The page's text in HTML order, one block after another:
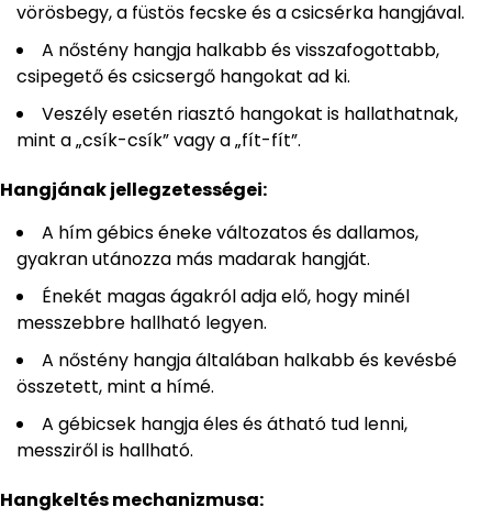
vörösbegy, a füstös fecske és a csicsérka hangjával.
A nőstény hangja halkabb és visszafogottabb,
csipegető és csicsergő hangokat ad ki.
Veszély esetén riasztó hangokat is hallathatnak,
mint a „csík-csík” vagy a „fít-fít”.
Hangjának jellegzetességei:
A hím gébics éneke változatos és dallamos,
gyakran utánozza más madarak hangját.
Énekét magas ágakról adja elő, hogy minél
messzebbre hallható legyen.
A nőstény hangja általában halkabb és kevésbé
összetett, mint a hímé.
A gébicsek hangja éles és átható tud lenni,
messziről is hallható.
Hangkeltés mechanizmusa: